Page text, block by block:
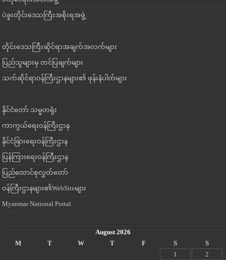
ပဲခူးတိုင်းဒေသကြီးအစိုးရအဖွဲ့
တိုင်းဒေသကြီးဆိုင်ရာအချက်အလက်များ
ပြည်သူများမှ တင်ပြချက်များ
သက်ဆိုင်ရာဝန်ကြီးဌာနများ၏ ဖုန်းနံပါတ်များ
နိုင်ငံတော် သမ္မတရုံး
ကာကွယ်ရေးဝန်ကြီးဌာန
နိုင်ငံခြားရေးဝန်ကြီးဌာန
ပြန်ကြားရေးဝန်ကြီးဌာန
ပြည်ထောင်စုလွှတ်တော်
ဝန်ကြီးဌာနများ၏WebSiteများ
Myanmar National Portal
August 2026
M
T W T F S
S
1
2